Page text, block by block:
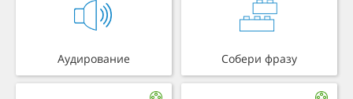
Аудирование Собери фразу